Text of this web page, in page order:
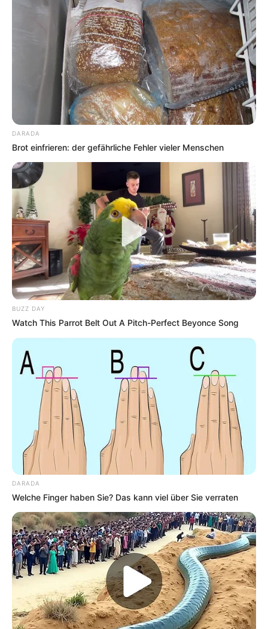
DARADA
Brot einfrieren: der gefährliche Fehler vieler Menschen
BUZZ DAY
Watch This Parrot Belt Out A Pitch-Perfect Beyonce Song
DARADA
Welche Finger haben Sie? Das kann viel über Sie verraten